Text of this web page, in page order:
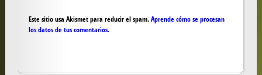
Este sitio usa Akismet para reducir el spam.Aprende cómo se procesan
los datos de tus comentarios.